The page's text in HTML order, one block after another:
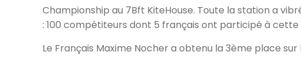
Championship au 7Bft KiteHouse. Toute la station a
: 100 compétiteurs dont 5 français ont participé à
Le Français Maxime Nocher a obtenu la 3ème place